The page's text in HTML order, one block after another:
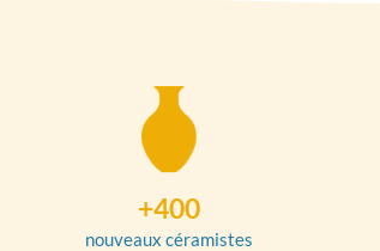
+400
nouveaux céramistes